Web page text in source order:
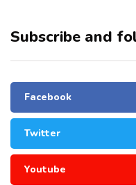
Subscribe and
Facebook
Twitter
Youtube